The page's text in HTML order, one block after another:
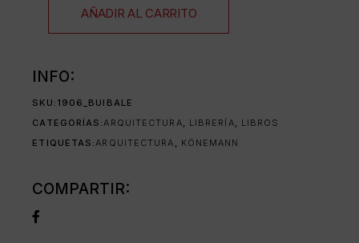
AÑADIR AL CARRITO
INFO:
SKU: 1906_BUIBALE
CATEGORÍAS:ARQUITECTURA, LIBRERÍA, LIBROS
ETIQUETAS:ARQUITECTURA , KÖNEMANN
COMPARTIR: